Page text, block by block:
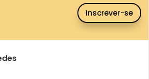
Inscrever-se